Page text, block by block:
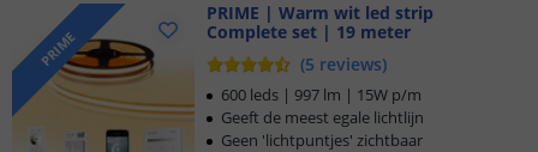
Gratisverzending vanaf € 20,-
Klantbeoordeling 9.1
Voor 23:45 uur besteld,morgen in huis
PRIME
PRIME | Warm wit led strip
Complete set | 19 meter
(5 reviews)
600 leds | 997 lm | 15W p/m
Geeft de meest egale lichtlijn
Geen 'lichtpuntjes' zichtbaar